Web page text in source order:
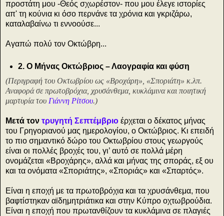
προστάτη μου -Θεός σχωρέστον- που μου έλεγε ιστορίες
απ' τη κούνια κι όσο περνάνε τα χρόνια και γκριζάρω,
καταλαβαίνω τι εννοούσε...
Αγαπώ πολύ τον Οκτώβρη...
2. Ο Μήνας Οκτώβριος – Λαογραφία και φύση
(Περιγραφή του Οκτωβρίου ως «Βροχάρη», «Σποριάτη» κ.λπ.
Αναφορά σε πρωτοβρόχια, χρυσάνθεμα, κυκλάμινα και ποιητική
μαρτυρία του Γιάννη Ρίτσου.)
Μετά τον τρυγητή Σεπτέμβριο έρχεται ο δέκατος μήνας
του Γρηγοριανού μας ημερολογίου, ο Οκτώβριος. Κι επειδή
το πιο σημαντικό δώρο του Οκτωβρίου στους γεωργούς
είναι οι πολλές βροχές του, γι’ αυτό σε πολλά μέρη
ονομάζεται «Βροχάρης», αλλά και μήνας της σποράς, εξ ου
και τα ονόματα «Σποριάτης», «Σποριάς» και «Σπαρτός».
Είναι η εποχή με τα πρωτοβρόχια και τα χρυσάνθεμα, που
βαφτίστηκαν αϊδημητριάτικα και στην Κύπρο οχτωβρούδια.
Είναι η εποχή που πρωτανθίζουν τα κυκλάμινα σε πλαγιές